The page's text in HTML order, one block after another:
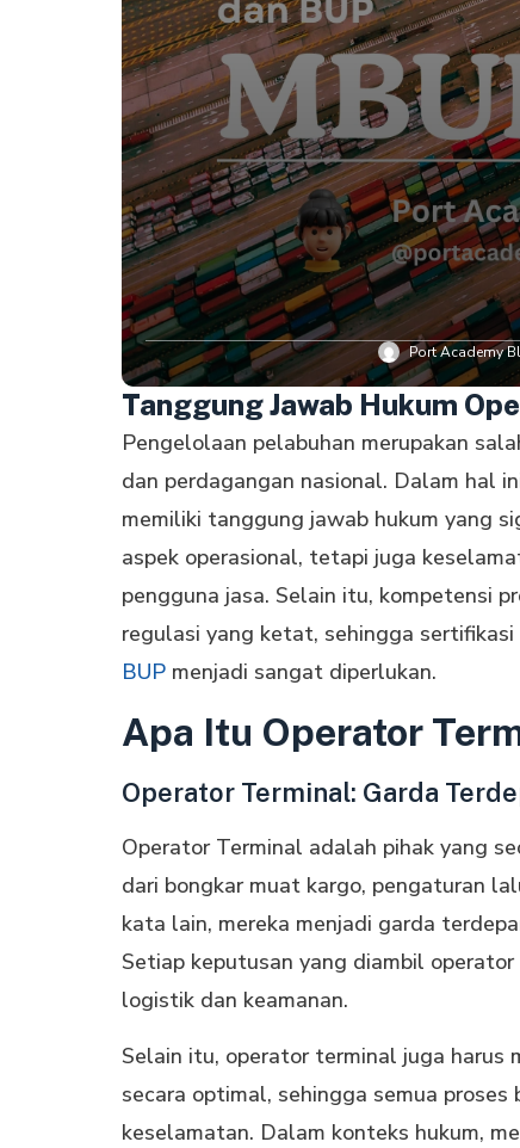
Port Academy
Tanggung Jawab Hukum
Pengelolaan pelabuhan merupakan
dan perdagangan nasional. Dalam hal
memiliki tanggung jawab hukum yang
aspek operasional, tetapi juga
pengguna jasa. Selain itu, kompetensi
regulasi yang ketat, sehingga
BUP menjadi sangat diperlukan.
Apa Itu Operator
Operator Terminal: Garda
Operator Terminal adalah pihak yang
dari bongkar muat kargo, pengaturan
kata lain, mereka menjadi garda
Setiap keputusan yang diambil
logistik dan keamanan.
Selain itu, operator terminal juga harus
secara optimal, sehingga semua
keselamatan. Dalam konteks hukum,